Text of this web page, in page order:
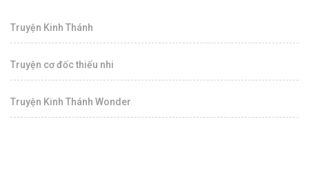
Truyện Kinh Thánh
Truyện cơ đốc thiếu nhi
Truyện Kinh Thánh Wonder